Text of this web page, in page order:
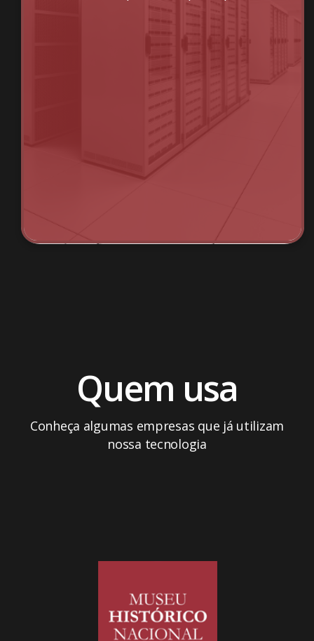
Quem usa
Conheça algumas empresas que já utilizam
nossa tecnologia